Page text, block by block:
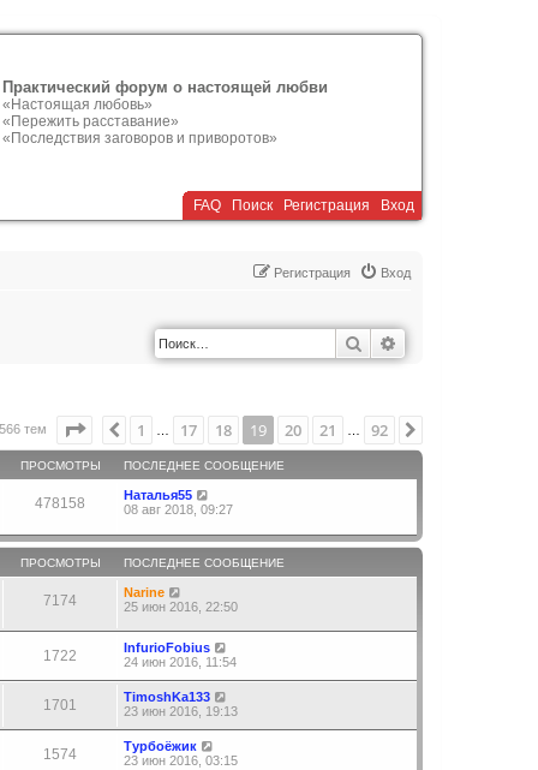
Практический форум о настоящей любви
«Настоящая любовь»
«Пережить расставание»
«Последствия заговоров и приворотов»
FAQ Поиск Регистрация Вход
Вход
Регистрация
Поиск
тем Страница 19из 92
Пред.
1 17 18 19 20 21 92
ПРОСМОТРЫ ПОСЛЕДНЕЕ СООБЩЕНИЕ
478158
Наталья55
08 авг 2018, 09:27
ПРОСМОТРЫ ПОСЛЕДНЕЕ СООБЩЕНИЕ
7174
Narine
25 июн 2016, 22:50
1722
InfurioFobius
24 июн 2016, 11:54
1701
TimoshKa133
23 июн 2016, 19:13
1574
Турбоёжик
23 июн 2016, 03:15